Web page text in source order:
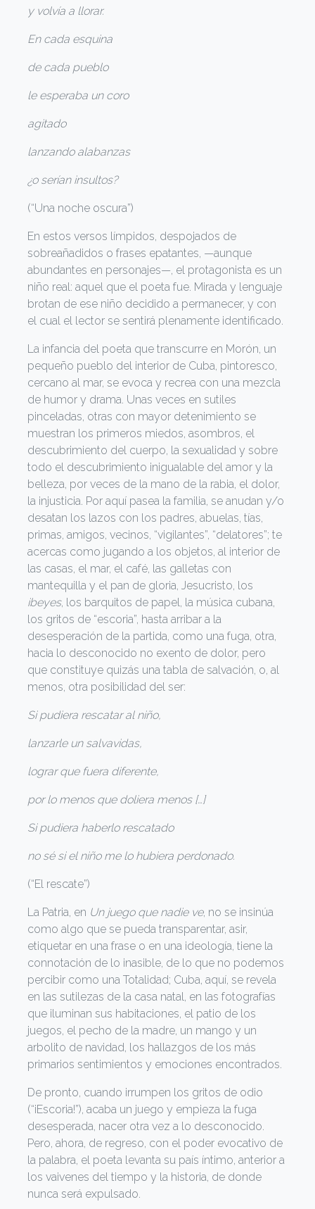
y volvía a llorar.
En cada esquina
de cada pueblo
le esperaba un coro
agitado
lanzando alabanzas
¿o serían insultos?
(“Una noche oscura”)
En estos versos límpidos, despojados de
sobreañadidos o frases epatantes, —aunque
abundantes en personajes—, el protagonista es un
niño real: aquel que el poeta fue. Mirada y lenguaje
brotan de ese niño decidido a permanecer, y con
el cual el lector se sentirá plenamente identificado.
La infancia del poeta que transcurre en Morón, un
pequeño pueblo del interior de Cuba, pintoresco,
cercano al mar, se evoca y recrea con una mezcla
de humor y drama. Unas veces en sutiles
pinceladas, otras con mayor detenimiento se
muestran los primeros miedos, asombros, el
descubrimiento del cuerpo, la sexualidad y sobre
todo el descubrimiento inigualable del amor y la
belleza, por veces de la mano de la rabia, el dolor,
la injusticia. Por aquí pasea la familia, se anudan y/o
desatan los lazos con los padres, abuelas, tías,
primas, amigos, vecinos, “vigilantes”, “delatores”; te
acercas como jugando a los objetos, al interior de
las casas, el mar, el café, las galletas con
mantequilla y el pan de gloria, Jesucristo, los
ibeyes, los barquitos de papel, la música cubana,
los gritos de “escoria”, hasta arribar a la
desesperación de la partida, como una fuga, otra,
hacia lo desconocido no exento de dolor, pero
que constituye quizás una tabla de salvación, o, al
menos, otra posibilidad del ser:
Si pudiera rescatar al niño,
lanzarle un salvavidas,
lograr que fuera diferente,
por lo menos que doliera menos […]
Si pudiera haberlo rescatado
no sé si el niño me lo hubiera perdonado.
(“El rescate”)
La Patria, en Un juego que nadie ve, no se insinúa
como algo que se pueda transparentar, asir,
etiquetar en una frase o en una ideología, tiene la
connotación de lo inasible, de lo que no podemos
percibir como una Totalidad; Cuba, aquí, se revela
en las sutilezas de la casa natal, en las fotografías
que iluminan sus habitaciones, el patio de los
juegos, el pecho de la madre, un mango y un
arbolito de navidad, los hallazgos de los más
primarios sentimientos y emociones encontrados.
De pronto, cuando irrumpen los gritos de odio
(“¡Escoria!”), acaba un juego y empieza la fuga
desesperada, nacer otra vez a lo desconocido.
Pero, ahora, de regreso, con el poder evocativo de
la palabra, el poeta levanta su país íntimo, anterior a
los vaivenes del tiempo y la historia, de donde
nunca será expulsado.